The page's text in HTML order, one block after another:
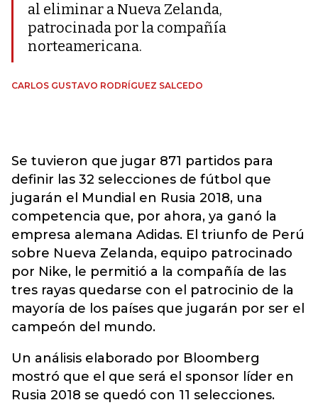
al eliminar a Nueva Zelanda,
patrocinada por la compañía
norteamericana.
CARLOS GUSTAVO RODRÍGUEZ SALCEDO
Se tuvieron que jugar 871 partidos para
definir las 32 selecciones de fútbol que
jugarán el Mundial en Rusia 2018, una
competencia que, por ahora, ya ganó la
empresa alemana Adidas. El triunfo de Perú
sobre Nueva Zelanda, equipo patrocinado
por Nike, le permitió a la compañía de las
tres rayas quedarse con el patrocinio de la
mayoría de los países que jugarán por ser el
campeón del mundo.
Un análisis elaborado por Bloomberg
mostró que el que será el sponsor líder en
Rusia 2018 se quedó con 11 selecciones.